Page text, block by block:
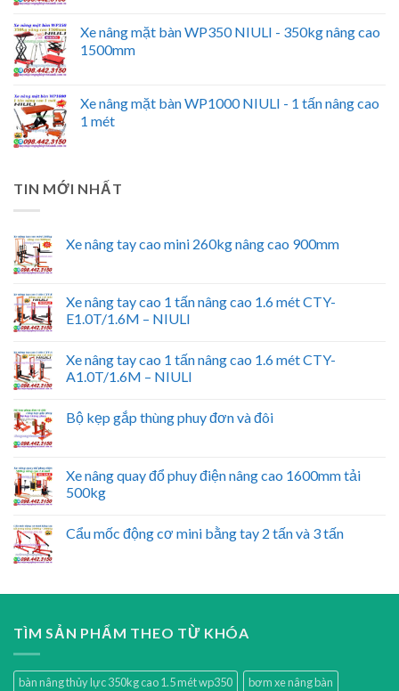
Xe nâng mặt bàn WP350 NIULI - 350kg nâng cao
1500mm
Xe nâng mặt bàn WP1000 NIULI - 1 tấn nâng cao
1 mét
TIN MỚI NHẤT
Xe nâng tay cao mini 260kg nâng cao 900mm
Xe nâng tay cao 1 tấn nâng cao 1.6 mét CTY-
E1.0T/1.6M – NIULI
Xe nâng tay cao 1 tấn nâng cao 1.6 mét CTY-
A1.0T/1.6M – NIULI
Bộ kẹp gắp thùng phuy đơn và đôi
Xe nâng quay đổ phuy điện nâng cao 1600mm tải
500kg
Cẩu mốc động cơ mini bằng tay 2 tấn và 3 tấn
TÌM SẢN PHẨM THEO TỪ KHÓA
bàn nâng thủy lực 350kg cao 1.5 mét wp350
bơm xe nâng bàn